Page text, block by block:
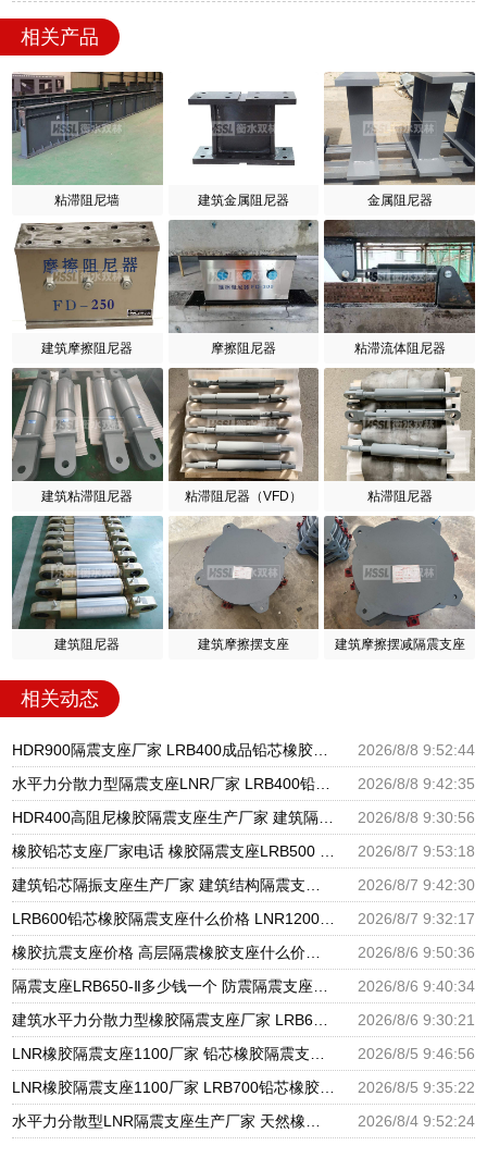
相关产品
粘滞阻尼墙 建筑金属阻尼器 金属阻尼器
建筑摩擦阻尼器 摩擦阻尼器 粘滞流体阻尼器
建筑粘滞阻尼器 粘滞阻尼器（VFD） 粘滞阻尼器
建筑阻尼器 建筑摩擦摆支座 建筑摩擦摆减隔震支座
相关动态
2026/8/8 9:52:44
2026/8/8 9:42:35
2026/8/8 9:30:56
2026/8/7 9:53:18
2026/8/7 9:42:30
2026/8/7 9:32:17
2026/8/6 9:50:36
2026/8/6 9:40:34
2026/8/6 9:30:21
2026/8/5 9:46:56
2026/8/5 9:35:22
2026/8/4 9:52:24